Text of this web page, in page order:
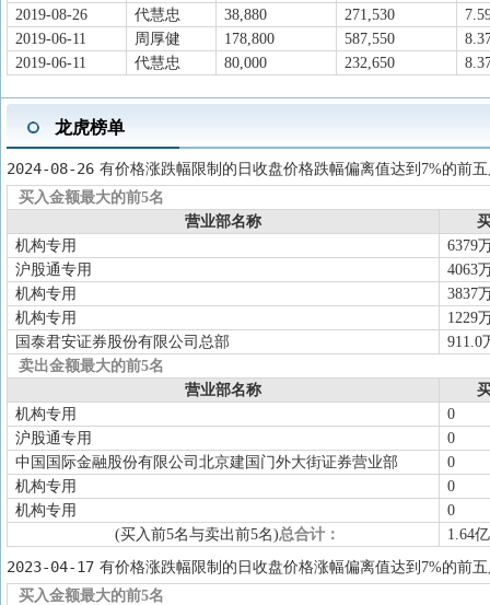
2025-09-27
资本运作
为集中力量发展主业,海信视像科技
份(对应2,017万股股份),收购方为海
次交易价格为人民币15,050.39万元
司已取得的分红款5,621.338305万元,
2025-09-27
有限公司共同持有的1项资产组,用于
资本运作
海信视像科技股份有限公司控股子公
公司、佛山市顺德区容声塑胶有限公
依据经评估的市场价值定价,本次交易
2025-09-08
2025-09-08解禁数量507.4万股，占
2025-08-26
中报披露
2025年中报归属净利润10.56亿元，
2025-08-09
对外担保 对厦门乾照光电科技有限公司进行担
2019-08-26
代慧忠 38,880 271,530
2019-06-11
周厚健 178,800 587,550
2019-06-11
代慧忠 80,000 232,650
龙虎榜单
2024-08-26 有价格涨跌幅限制的日收盘价格跌幅偏离值达到7%的前
买入金额最大的前5名
营业部名称
机构专用
6379
沪股通专用
4063
机构专用
3837
机构专用
1229
国泰君安证券股份有限公司总部
911.0
卖出金额最大的前5名
营业部名称
机构专用
0
沪股通专用
0
中国国际金融股份有限公司北京建国门外大街证券营业部
0
机构专用
0
机构专用
0
(买入前5名与卖出前5名)总合计： 1.64亿
2023-04-17 有价格涨跌幅限制的日收盘价格涨幅偏离值达到7%的前
买入金额最大的前5名